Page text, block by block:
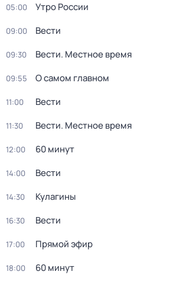
05:00 Утро России
09:00 Вести
09:30 Вести. Местное время
09:55 О самом главном
11:00 Вести
11:30 Вести. Местное время
12:00 60 минут
14:00 Вести
14:30 Кулагины
16:30 Вести
17:00 Прямой эфир
18:00 60 минут